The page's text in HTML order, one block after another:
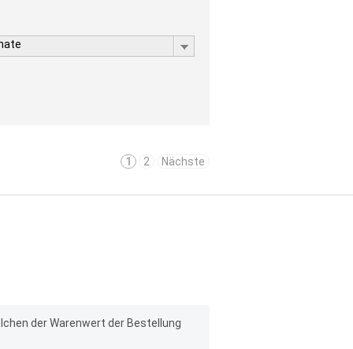
1 2 Nächste
der Warenwert der Bestellung